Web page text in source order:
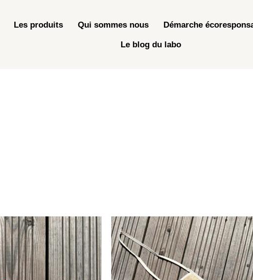
Les produits Qui sommes nous Démarche
Le blog du labo